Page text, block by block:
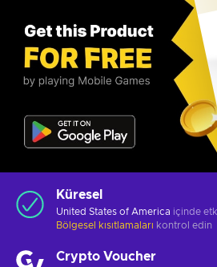
Küresel
United States of America içinde
Bölgesel kısıtlamaları kontrol edin
Crypto Voucher